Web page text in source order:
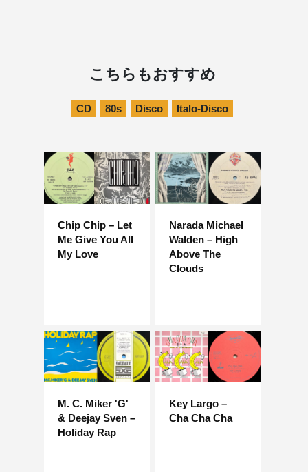
こちらもおすすめ
CD 80s Disco Italo-Disco
Chip Chip – Let
Me Give You All
My Love
Narada Michael
Walden – High
Above The
Clouds
M. C. Miker 'G'
& Deejay Sven –
Holiday Rap
Key Largo –
Cha Cha Cha